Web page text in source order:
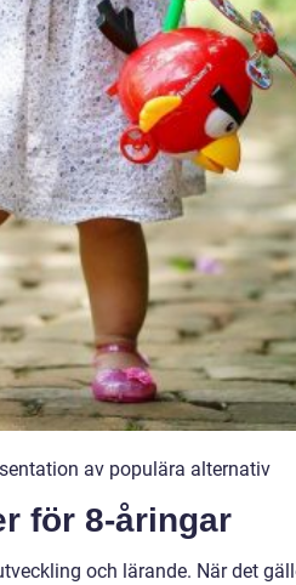
av populära alternativ
för 8-åringar
och lärande. När det